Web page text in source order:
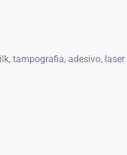
tampografia, adesivo,